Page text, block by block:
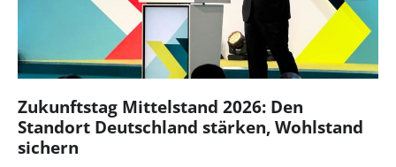
Zukunftstag Mittelstand 2026: Den
Standort Deutschland stärken, Wohlstand
sichern